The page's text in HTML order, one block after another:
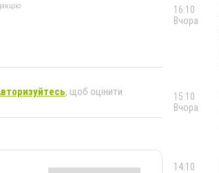
, щоб оцінити
16:10
Вчора
15:10
Вчора
14:10